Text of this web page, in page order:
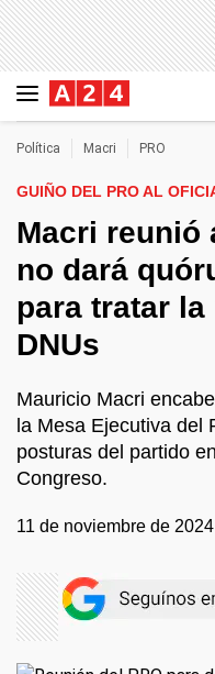
Política Macri PRO
GUIÑO DEL PRO AL
Macri reunió
no dará
para tratar
DNUs
Mauricio Macri
la Mesa Ejecutiva del
posturas del partido
Congreso.
11 de noviembre de